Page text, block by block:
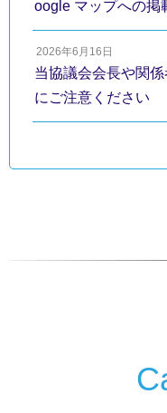
oogle マップへの掲
2026年6月16日
当協議会会長や関
にご注意ください